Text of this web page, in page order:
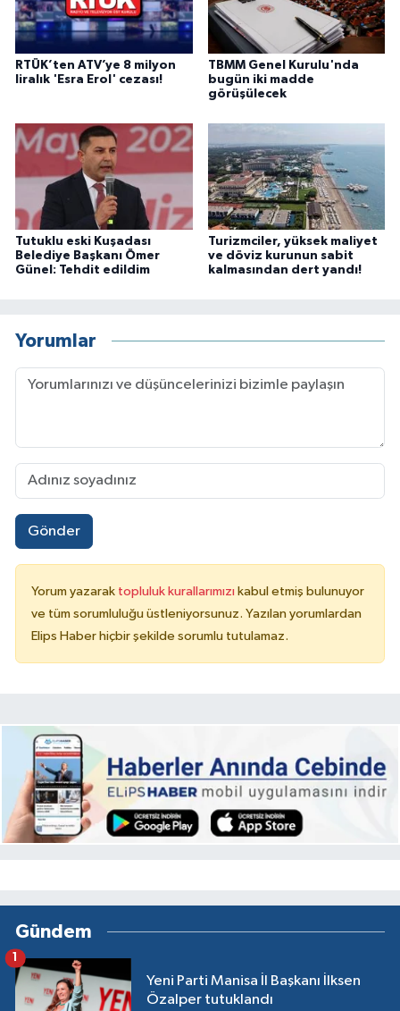
RTÜK’ten ATV’ye 8 milyon
liralık 'Esra Erol' cezası!
TBMM Genel Kurulu'nda
bugün iki madde
görüşülecek
Tutuklu eski Kuşadası
Belediye Başkanı Ömer
Günel: Tehdit edildim
Turizmciler, yüksek maliyet
ve döviz kurunun sabit
kalmasından dert yandı!
Yorumlar
Gönder
Yorum yazarak topluluk kurallarımızı kabul etmiş bulunuyor
ve tüm sorumluluğu üstleniyorsunuz. Yazılan yorumlardan
Elips Haber hiçbir şekilde sorumlu tutulamaz.
Gündem
Yeni Parti Manisa İl Başkanı İlksen
Özalper tutuklandı
1